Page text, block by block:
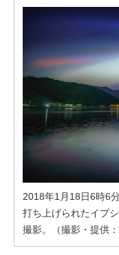
2018年1月18日6時6
打ち上げられたイプ
撮影。（撮影・提供：